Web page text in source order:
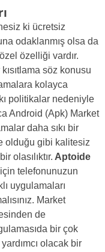
ki ücretsiz
odaklanmış olsa da
özelliği vardır.
söz konusu
kolayca
politikalar nedeniyle
Android (Apk) Market
daha sıkı bir
olduğu gibi kalitesiz
olasılıktır. Aptoide
telefonunuzun
uygulamaları
Market
de
bir çok
olacak bir